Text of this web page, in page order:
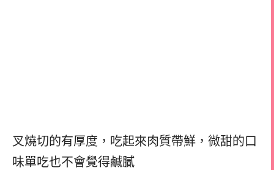
叉燒切的有厚度， 吃起來肉質帶鮮， 微甜的口
味單吃也不會覺得鹹膩